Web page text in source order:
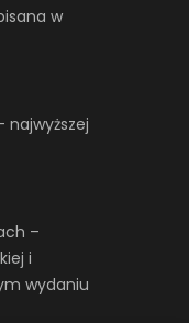
w
najwyższej
–
i
wydaniu